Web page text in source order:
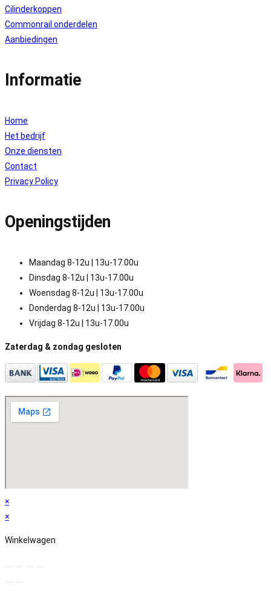
Cilinderkoppen
Commonrail onderdelen
Aanbiedingen
Informatie
Home
Het bedrijf
Onze diensten
Contact
Privacy Policy
Openingstijden
Maandag 8-12u | 13u-17.00u
Dinsdag 8-12u | 13u-17.00u
Woensdag 8-12u | 13u-17.00u
Donderdag 8-12u | 13u-17.00u
Vrijdag 8-12u | 13u-17.00u
Zaterdag & zondag gesloten
×
×
Winkelwagen